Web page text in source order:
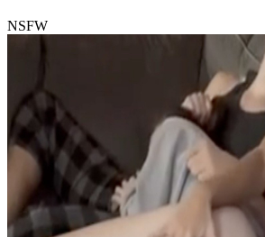
NSFW